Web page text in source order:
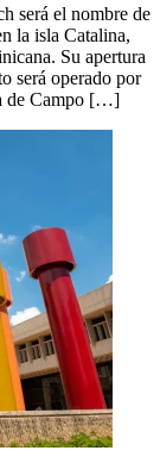
será el nombre de
la isla Catalina,
Su apertura
será operado por
de Campo […]